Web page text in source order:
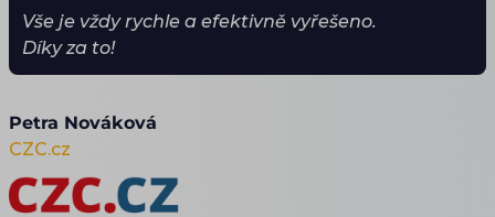
Vše je vždy rychle a efektivně vyřešeno.
Díky za to!
Petra Nováková
CZC.cz